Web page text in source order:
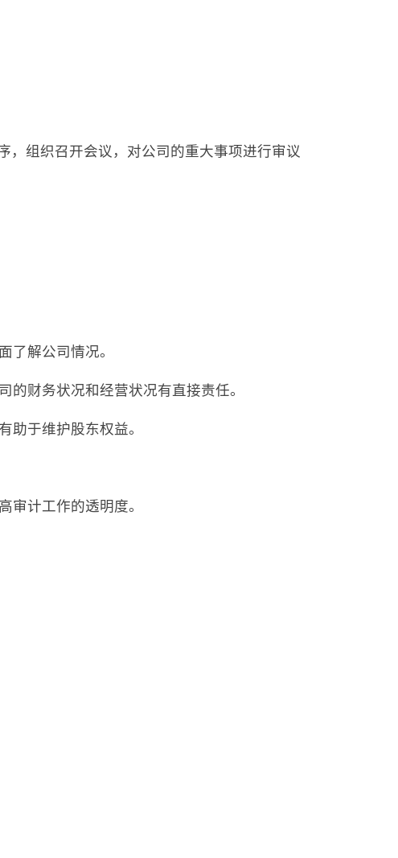
，组织召开会议，对公司的重大事项进行审议
解公司情况。
财务状况和经营状况有直接责任。
于维护股东权益。
计工作的透明度。